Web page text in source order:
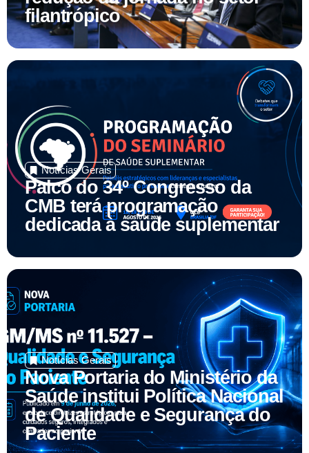
Notícias Gerais
Palco do 34º Congresso da
CMB terá programação
dedicada à saúde suplementar
Notícias Gerais
Nova Portaria do Ministério da
Saúde institui Política Nacional
de Qualidade e Segurança do
Paciente